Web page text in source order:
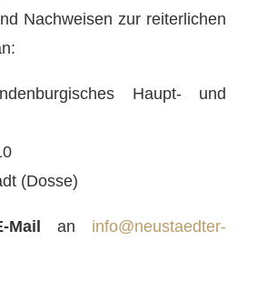
Nachweisen zur reiterlichen
Haupt- und
(Dosse)
Mail an
info@neustaedter-